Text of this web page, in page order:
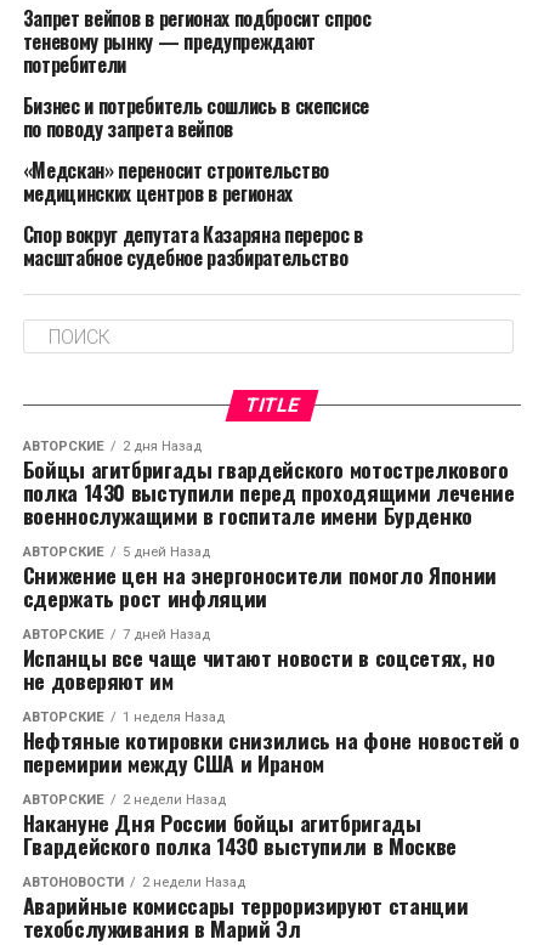
Источник фото: Pr Scr
https://gorod.gov.spb.ru/problems/4614860/
Стоит отметить, что вышеприведенные жалобы
были поданы еще 4 сентября. Как отмечают
петербуржцы, проблемы с текущими крышами не
решаются по несколько месяцев. Люди вынуждены
обращаться в суды, чтобы получить компенсации за
испорченное имущество.
Ранее СМИ писали о петербургском блокаднике, уже
прокуратура обязала управляющую компанию
RELATED TOPICS: LIGN
CЛЕДУЮЩЕЕ
Австралийские учёные: на месте Тихого океана
через 300 миллионов лет будет суперконтинент
НЕ ПРОПУСТИТЕ
Учёные рассказали о простом способе продлить
жизнь
Запрет вейпов в регионах подбросит спрос
теневому рынку — предупреждают
потребители
Бизнес и потребитель сошлись в скепсисе
по поводу запрета вейпов
«Медскан» переносит строительство
медицинских центров в регионах
Спор вокруг депутата Казаряна перерос в
масштабное судебное разбирательство
TITLE
АВТОРСКИЕ 2 дня Назад
Бойцы агитбригады гвардейского мотострелкового
полка 1430 выступили перед проходящими лечение
военнослужащими в госпитале имени Бурденко
АВТОРСКИЕ 5 дней Назад
Снижение цен на энергоносители помогло Японии
сдержать рост инфляции
АВТОРСКИЕ 7 дней Назад
Испанцы все чаще читают новости в соцсетях, но
не доверяют им
АВТОРСКИЕ 1 неделя Назад
Нефтяные котировки снизились на фоне новостей о
перемирии между США и Ираном
АВТОРСКИЕ 2 недели Назад
Накануне Дня России бойцы агитбригады
Гвардейского полка 1430 выступили в Москве
АВТОНОВОСТИ 2 недели Назад
Аварийные комиссары терроризируют станции
техобслуживания в Марий Эл